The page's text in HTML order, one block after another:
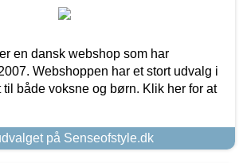
en dansk webshop som har
Webshoppen har et stort udvalg i
til både voksne og børn. Klik her for at
på Senseofstyle.dk